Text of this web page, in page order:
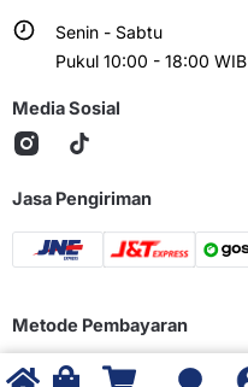
Senin - Sabtu
Pukul 10:00 - 18:00 WIB
Media Sosial
Jasa Pengiriman
Metode Pembayaran